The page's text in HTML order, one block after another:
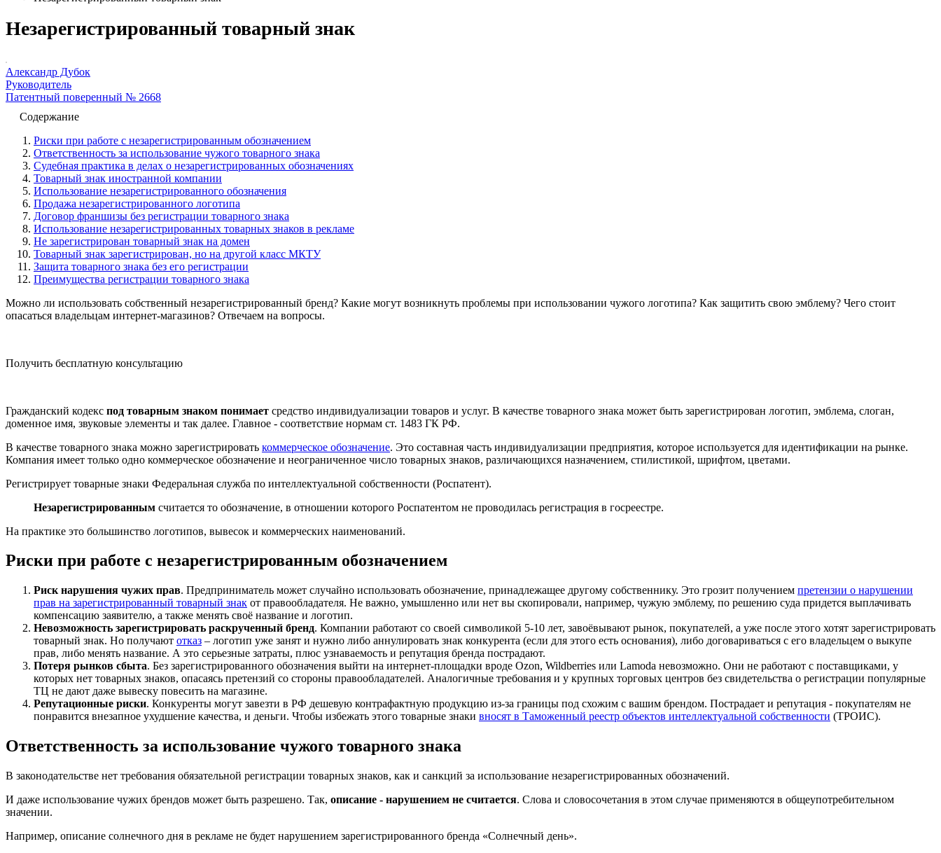
Незарегистрированный товарный знак
Александр Дубок
Руководитель
Патентный поверенный № 2668
Содержание
Риски при работе с незарегистрированным обозначением
Ответственность за использование чужого товарного знака
Судебная практика в делах о незарегистрированных обозначениях
Товарный знак иностранной компании
Использование незарегистрированного обозначения
Продажа незарегистрированного логотипа
Договор франшизы без регистрации товарного знака
Использование незарегистрированных товарных знаков в рекламе
Не зарегистрирован товарный знак на домен
Товарный знак зарегистрирован, но на другой класс МКТУ
Защита товарного знака без его регистрации
Преимущества регистрации товарного знака
Можно ли использовать собственный незарегистрированный бренд? Какие могут возникнуть проблемы при использовании чужого логотипа? Как защитить свою эмблему? Чего стоит
опасаться владельцам интернет-магазинов? Отвечаем на вопросы.
Получить бесплатную консультацию
Гражданский кодекс под товарным знаком понимает средство индивидуализации товаров и услуг. В качестве товарного знака может быть зарегистрирован логотип, эмблема, слоган,
доменное имя, звуковые элементы и так далее. Главное - соответствие нормам ст. 1483 ГК РФ.
В качестве товарного знака можно зарегистрировать коммерческое обозначение. Это составная часть индивидуализации предприятия, которое используется для идентификации на рынке.
Компания имеет только одно коммерческое обозначение и неограниченное число товарных знаков, различающихся назначением, стилистикой, шрифтом, цветами.
Регистрирует товарные знаки Федеральная служба по интеллектуальной собственности (Роспатент).
Незарегистрированным считается то обозначение, в отношении которого Роспатентом не проводилась регистрация в госреестре.
На практике это большинство логотипов, вывесок и коммерческих наименований.
Риски при работе с незарегистрированным обозначением
Риск нарушения чужих прав. Предприниматель может случайно использовать обозначение, принадлежащее другому собственнику. Это грозит получением претензии о нарушении
прав на зарегистрированный товарный знак от правообладателя. Не важно, умышленно или нет вы скопировали, например, чужую эмблему, по решению суда придется выплачивать
компенсацию заявителю, а также менять своё название и логотип.
Невозможность зарегистрировать раскрученный бренд. Компании работают со своей символикой 5-10 лет, завоёвывают рынок, покупателей, а уже после этого хотят зарегистрировать
товарный знак. Но получают отказ – логотип уже занят и нужно либо аннулировать знак конкурента (если для этого есть основания), либо договариваться с его владельцем о выкупе
прав, либо менять название. А это серьезные затраты, плюс узнаваемость и репутация бренда пострадают.
Потеря рынков сбыта. Без зарегистрированного обозначения выйти на интернет-площадки вроде Ozon, Wildberries или Lamoda невозможно. Они не работают с поставщиками, у
которых нет товарных знаков, опасаясь претензий со стороны правообладателей. Аналогичные требования и у крупных торговых центров без свидетельства о регистрации популярные
ТЦ не дают даже вывеску повесить на магазине.
Репутационные риски. Конкуренты могут завезти в РФ дешевую контрафактную продукцию из-за границы под схожим с вашим брендом. Пострадает и репутация - покупателям не
понравится внезапное ухудшение качества, и деньги. Чтобы избежать этого товарные знаки вносят в Таможенный реестр объектов интеллектуальной собственности (ТРОИС).
Ответственность за использование чужого товарного знака
В законодательстве нет требования обязательной регистрации товарных знаков, как и санкций за использование незарегистрированных обозначений.
И даже использование чужих брендов может быть разрешено. Так, описание - нарушением не считается. Слова и словосочетания в этом случае применяются в общеупотребительном
значении.
Например, описание солнечного дня в рекламе не будет нарушением зарегистрированного бренда «Солнечный день».